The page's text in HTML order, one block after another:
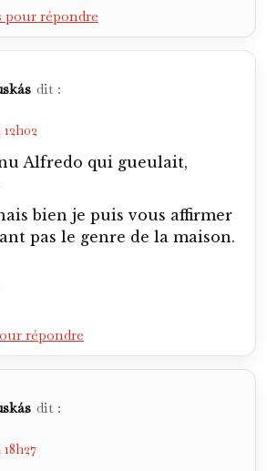
pour répondre
dit :
Alfredo qui gueulait,
bien je puis vous affirmer
pas le genre de la maison.
répondre
dit :